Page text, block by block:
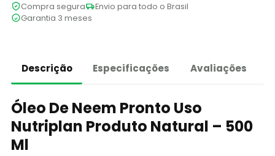
Compra segura
Envio para todo o Brasil
Garantia 3 meses
Descrição Especificações Avaliações
Óleo De Neem Pronto Uso
Nutriplan Produto Natural – 500
Ml